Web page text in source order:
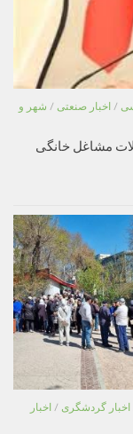
/ اخبار صنعتی / شهر و
۱۰۰ درصدی تسهیلات مشاغل خانگی
اخبار گردشگری / اخبار